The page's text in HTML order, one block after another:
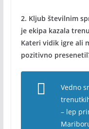
2. Kljub številnim
je ekipa kazala
Kateri vidik igre ali
pozitivno
Vedno
– lep